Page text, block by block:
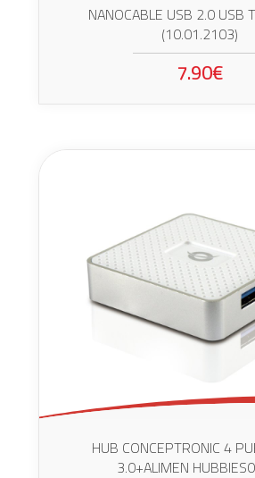
NANOCABLE USB 2.0 USB
(10.01.2103)
7.90€
HUB CONCEPTRONIC 4
3.0+ALIMEN